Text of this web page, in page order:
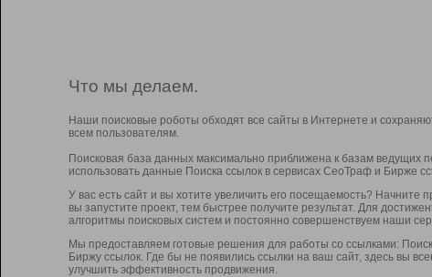
Что мы делаем.
Наши поисковые роботы обходят все сайты в Интернете и
всем пользователям.
Поисковая база данных максимально приближена к базам ведущих
использовать данные Поиска ссылок в сервисах СеоТраф и Бирже
У вас есть сайт и вы хотите увеличить его посещаемость?
вы запустите проект, тем быстрее получите результат. Для
алгоритмы поисковых систем и постоянно совершенствуем наши
Мы предоставляем готовые решения для работы со ссылками:
Биржу ссылок. Где бы не появились ссылки на ваш сайт, здесь вы
улучшить эффективность продвижения.